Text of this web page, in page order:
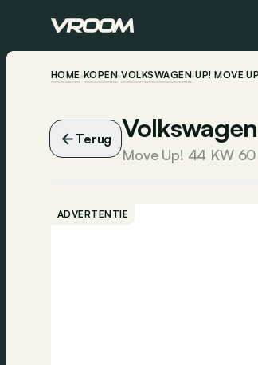
HOME KOPEN VOLKSWAGEN UP! MOVE
Terug
Move Up! 44 KW
ADVERTENTIE